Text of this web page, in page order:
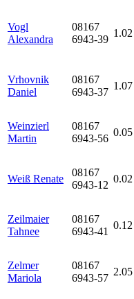
Vogl
Alexandra
08167
6943-39
1.02
Vrhovnik
Daniel
08167
6943-37
1.07
Weinzierl
Martin
08167
6943-56
0.05
Weiß Renate
08167
6943-12
0.02
Zeilmaier
Tahnee
08167
6943-41
0.12
Zelmer
Mariola
08167
6943-57
2.05